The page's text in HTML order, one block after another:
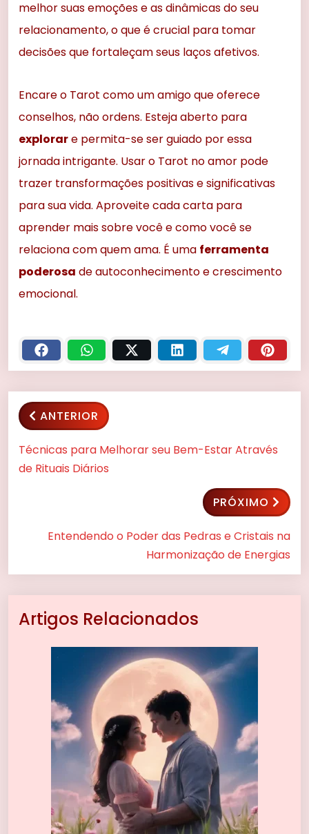
melhor suas emoções e as dinâmicas do seu
relacionamento, o que é crucial para tomar
decisões que fortaleçam seus laços afetivos.
Encare o Tarot como um amigo que oferece
conselhos, não ordens. Esteja aberto para
explorare permita-se ser guiado por essa
jornada intrigante. Usar o Tarot no amor pode
trazer transformações positivas e significativas
para sua vida. Aproveite cada carta para
aprender mais sobre você e como você se
relaciona com quem ama. É uma ferramenta
poderosa de autoconhecimento e crescimento
emocional.
ANTERIOR
Técnicas para Melhorar seu Bem-Estar Através
de Rituais Diários
PRÓXIMO
Entendendo o Poder das Pedras e Cristais na
Harmonização de Energias
Artigos Relacionados